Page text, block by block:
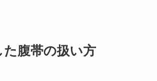
た腹帯の扱い方